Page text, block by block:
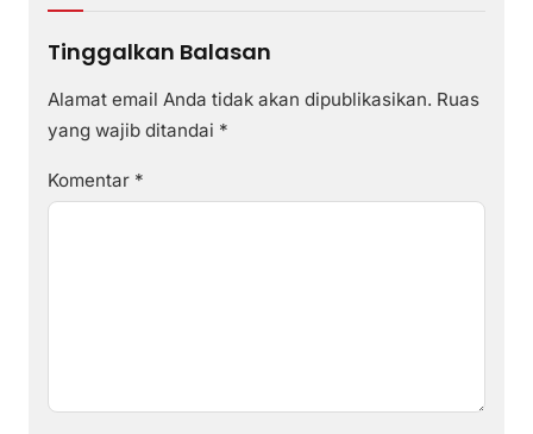
Tinggalkan Balasan
Alamat email Anda tidak akan dipublikasikan. Ruas
yang wajib ditandai *
Komentar *